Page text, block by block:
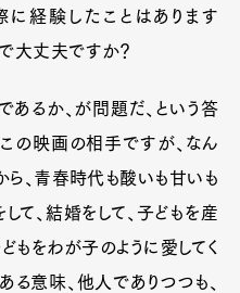
経験したことはあります
大丈夫ですか？
あるか、が問題だ、という答
この映画の相手ですが、なん
ら、青春時代も酸いも甘いも
て、結婚をして、子どもを産
もをわが子のように愛してく
る意味、他人でありつつも、